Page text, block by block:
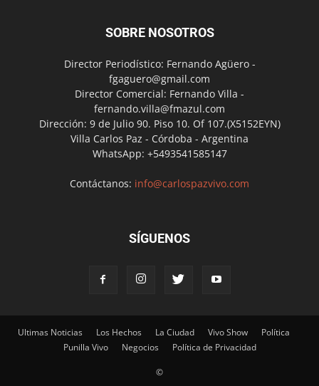
SOBRE NOSOTROS
Director Periodístico: Fernando Agüero -
fgaguero@gmail.com
Director Comercial: Fernando Villa -
fernando.villa@fmazul.com
Dirección: 9 de Julio 90. Piso 10. Of 107.(X5152EYN)
Villa Carlos Paz - Córdoba - Argentina
WhatsApp: +5493541585147
Contáctanos: info@carlospazvivo.com
SÍGUENOS
Ultimas Noticias Los Hechos La Ciudad Vivo Show
Política
Punilla Vivo
Negocios Política de Privacidad
©